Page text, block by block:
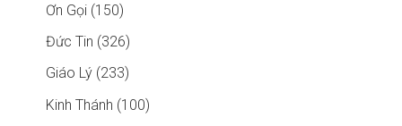
Ơn Gọi (150)
Đức Tin (326)
Giáo Lý (233)
Kinh Thánh (100)